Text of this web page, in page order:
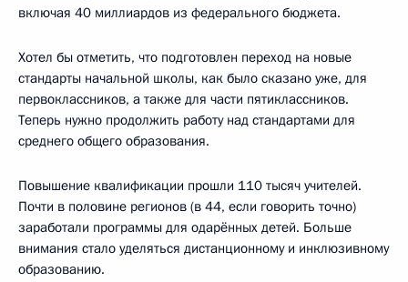
включая 40 миллиардов из федерального бюджета.
Хотел бы отметить, что подготовлен переход на новые
стандарты начальной школы, как было сказано уже, для
первоклассников, а также для части пятиклассников.
Теперь нужно продолжить работу над стандартами для
среднего общего образования.
Повышение квалификации прошли 110 тысяч учителей.
Почти в половине регионов (в 44, если говорить точно)
заработали программы для одарённых детей. Больше
внимания стало уделяться дистанционному и инклюзивному
образованию.